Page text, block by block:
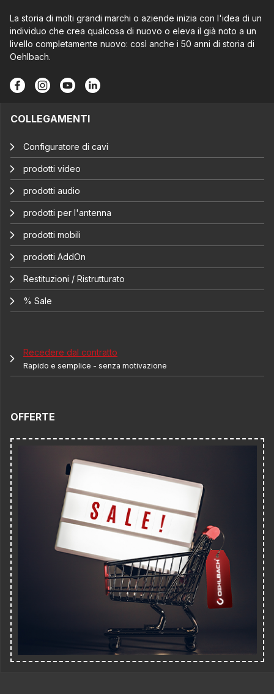
La storia di molti grandi marchi o aziende inizia con l'idea di un
individuo che crea qualcosa di nuovo o eleva il già noto a un
livello completamente nuovo: così anche i 50 anni di storia di
Oehlbach.
COLLEGAMENTI
Configuratore di cavi
prodotti video
prodotti audio
prodotti per l'antenna
prodotti mobili
prodotti AddOn
Restituzioni / Ristrutturato
% Sale
Recedere dal contratto
Rapido e semplice - senza motivazione
OFFERTE